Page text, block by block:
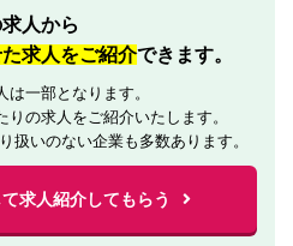
人から
求人をご紹介できます。
一部となります。
の求人をご紹介いたします。
扱いのない企業も多数あります。
求人紹介してもらう